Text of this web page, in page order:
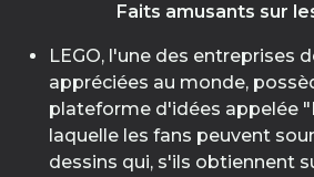
Faits amusants sur
LEGO, l'une des entreprises
appréciées au monde,
plateforme d'idées appelée
laquelle les fans peuvent
dessins qui, s'ils obtiennent